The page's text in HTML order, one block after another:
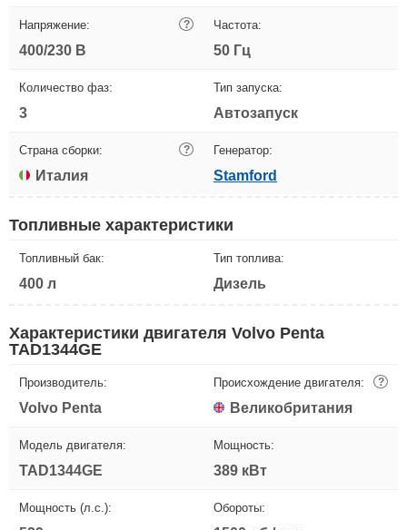
Напряжение: ?
400/230 В
Частота:
50 Гц
Количество фаз:
3
Тип запуска:
Автозапуск
Страна сборки: ?
Италия
Генератор:
Stamford
Топливные характеристики
Топливный бак:
400 л
Тип топлива:
Дизель
Характеристики двигателя Volvo Penta
TAD1344GE
Производитель:
Volvo Penta
Происхождение двигателя: ?
Великобритания
Модель двигателя:
TAD1344GE
Мощность:
389 кВт
Мощность (л.с.): Обороты: